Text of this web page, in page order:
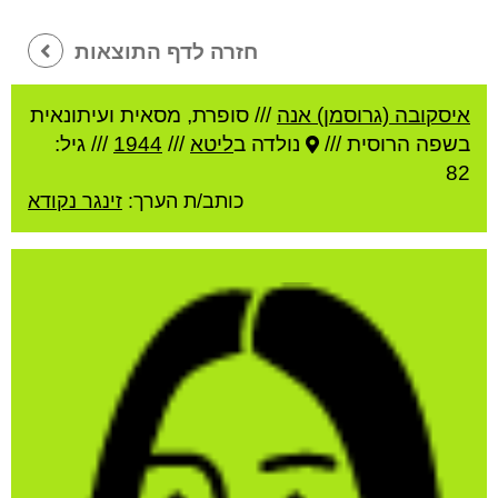
חזרה לדף התוצאות
איסקובה (גרוסמן) אנה /// סופרת, מסאית ועיתונאית
בשפה הרוסית ///
נולדה בליטא ///
1944 /// גיל:
82
כותב/ת הערך: זינגר נקודא